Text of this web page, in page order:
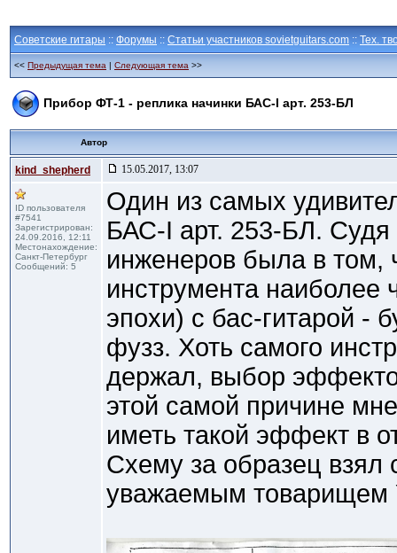
Советские гитары :: Форумы :: Статьи участников sovietguitars.com :: Тех.
<< Предыдущая тема | Следующая тема >>
Прибор ФТ-1 - реплика начинки БАС-I арт. 253-БЛ
Автор
kind_shepherd 15.05.2017, 13:07
ID пользователя
#7541
Зарегистрирован:
24.09.2016, 12:11
Местонахождение:
Санкт-Петербург
Сообщений: 5
Один из самых
БАС-I арт. 253-БЛ. Судя
инженеров была в том,
инструмента наиболее
эпохи) с бас-гитарой -
фузз. Хоть самого
держал, выбор
этой самой причине
иметь такой эффект в
Схему за образец
уважаемым товарищем